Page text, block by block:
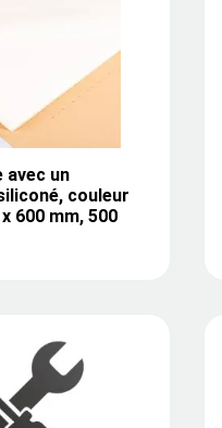
avec un
couleur
600 mm, 500